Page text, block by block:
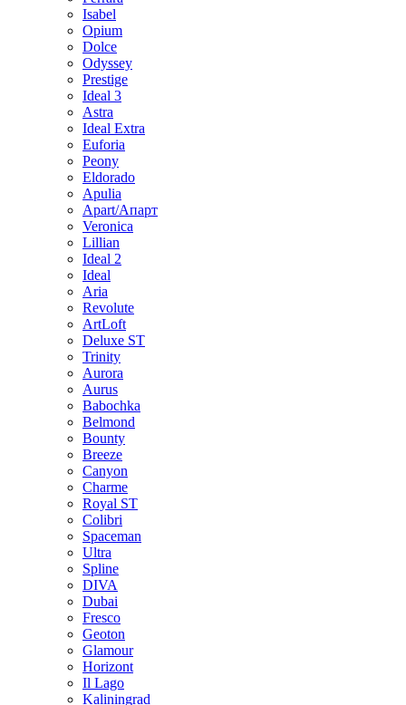
Isabel
Opium
Dolce
Odyssey
Prestige
Ideal 3
Astra
Ideal Extra
Euforia
Peony
Eldorado
Apulia
Apart/Апарт
Veronica
Lillian
Ideal 2
Ideal
Aria
Revolute
ArtLoft
Deluxe ST
Trinity
Aurora
Aurus
Babochka
Belmond
Bounty
Breeze
Canуon
Charme
Royal ST
Colibri
Spaceman
Ultra
Spline
DIVA
Dubai
Fresco
Geoton
Glamour
Horizont
Il Lago
Kaliningrad